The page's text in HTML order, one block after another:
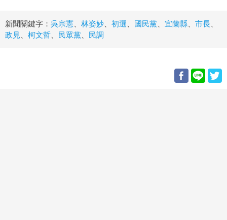
新聞關鍵字： 吳宗憲 林姿妙 初選 國民黨 宜蘭縣 市長
政見
柯文哲 民眾黨 民調